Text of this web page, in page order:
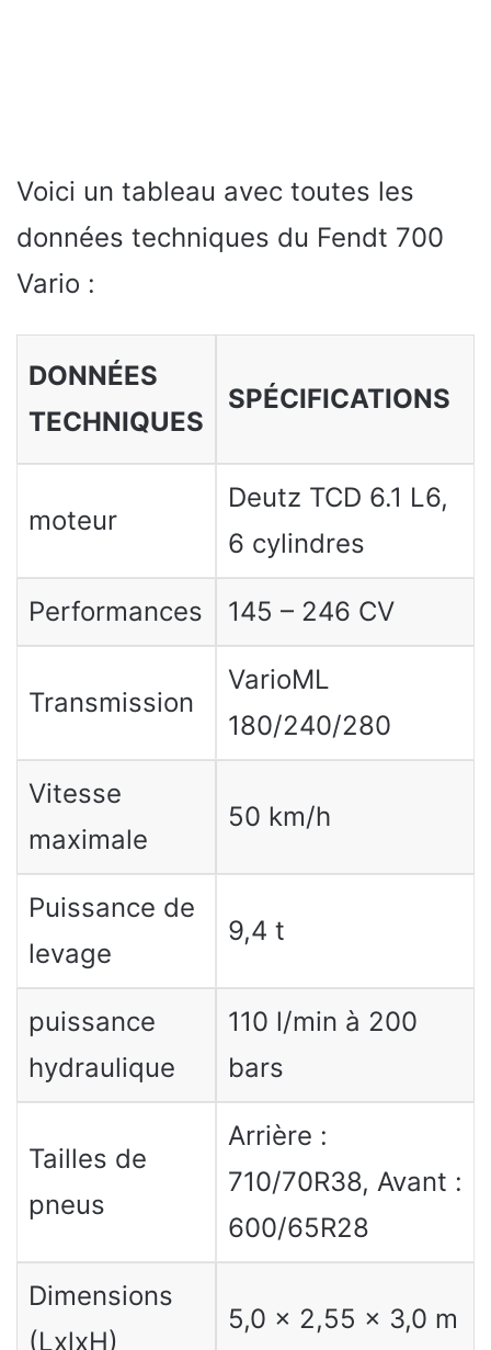
Voici un tableau avec toutes les
données techniques du Fendt 700
Vario :
DONNÉES
TECHNIQUES
SPÉCIFICATIONS
moteur
Deutz TCD 6.1 L6,
6 cylindres
Performances 145 – 246 CV
Transmission
VarioML
180/240/280
Vitesse
maximale
50 km/h
Puissance de
levage
9,4 t
puissance
hydraulique
110 l/min à 200
bars
Tailles de
pneus
Arrière :
710/70R38, Avant :
600/65R28
Dimensions
(LxlxH)
5,0 x 2,55 x 3,0 m